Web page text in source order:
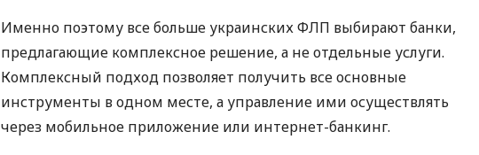
Именно поэтому все больше украинских ФЛП выбирают банки,
предлагающие комплексное решение, а не отдельные услуги.
Комплексный подход позволяет получить все основные
инструменты в одном месте, а управление ими осуществлять
через мобильное приложение или интернет-банкинг.